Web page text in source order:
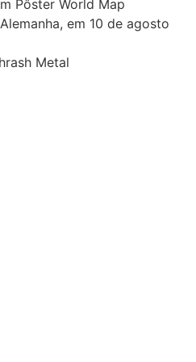
Pôster World Map
em 10 de agosto
Metal